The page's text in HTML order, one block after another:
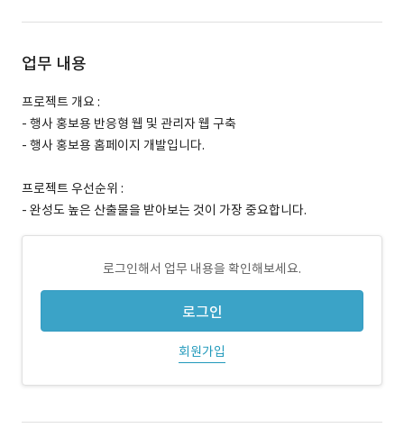
업무 내용
프로젝트 개요 :
- 행사 홍보용 반응형 웹 및 관리자 웹 구축
- 행사 홍보용 홈페이지 개발입니다.
프로젝트 우선순위 :
- 완성도 높은 산출물을 받아보는 것이 가장 중요합니다.
로그인해서 업무 내용을 확인해보세요.
로그인
회원가입